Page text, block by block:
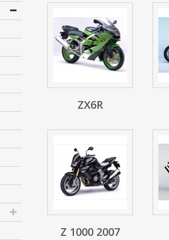
ZX6R
Z 1000 2007